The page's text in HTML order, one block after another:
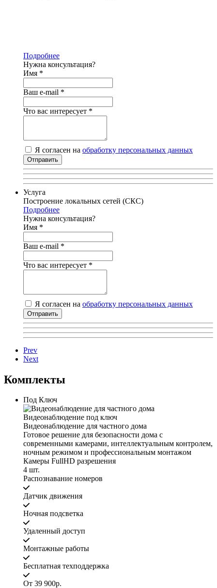
Подробнее
Нужна консультация?
Имя *
Ваш e-mail *
Что вас интересует *
Я согласен на обработку персональных данных
Отправить
Услуга
Построение локальных сетей (СКС)
Подробнее
Нужна консультация?
Имя *
Ваш e-mail *
Что вас интересует *
Я согласен на обработку персональных данных
Отправить
Prev
Next
Комплекты
Под Ключ
Видеонаблюдение под ключ
Видеонаблюдение для частного дома
Готовое решение для безопасности дома с
современными камерами, интеллектуальным контролем,
ночным режимом и профессиональным монтажом
Камеры FullHD разрешения
4 шт.
Распознавание номеров
Датчик движения
Ночная подсветка
Удаленный доступ
Монтажные работы
Бесплатная техподдержка
От 39 900р.